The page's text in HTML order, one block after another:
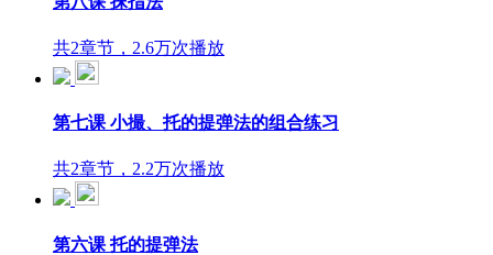
共2章节，2.6万次播放
第七课 小撮、托的提弹法的组合练习
共2章节，2.2万次播放
第六课 托的提弹法